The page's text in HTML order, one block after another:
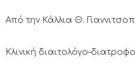
Από την Κάλλια Θ.
Κλινική